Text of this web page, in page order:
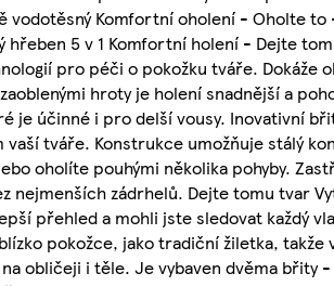
vodotěsný Komfortní oholení - Oholte
hřeben 5 v 1 Komfortní holení - Dejte
pro péči o pokožku tváře. Dokáže
hroty je holení snadnější a
je účinné i pro delší vousy. Inovativní
tváře. Konstrukce umožňuje stálý
oholíte pouhými několika pohyby.
nejmenších zádrhelů. Dejte tomu tvar
přehled a mohli jste sledovat každý
pokožce, jako tradiční žiletka,
obličeji i těle. Je vybaven dvěma